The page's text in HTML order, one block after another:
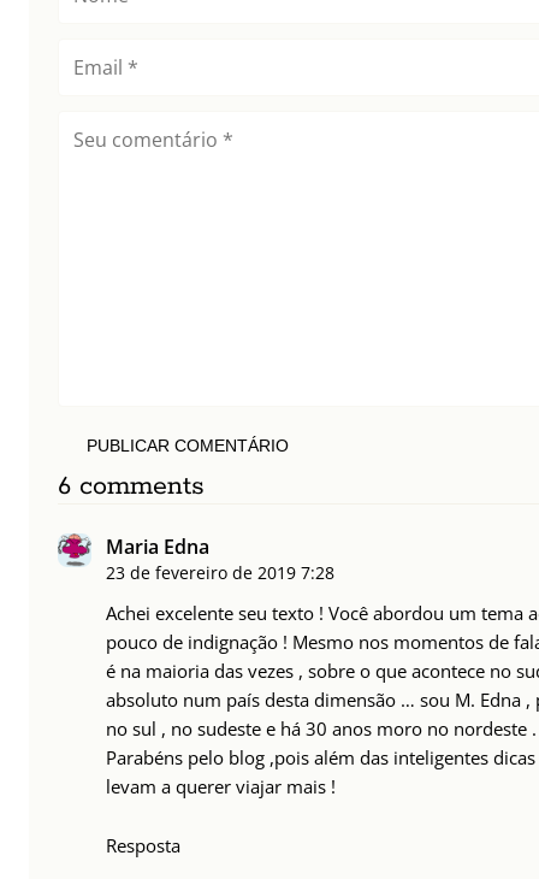
PUBLICAR COMENTÁRIO
6 comments
Maria Edna
23 de fevereiro de 2019 7:28
Achei excelente seu texto ! Você abordou um tema
pouco de indignação ! Mesmo nos momentos de
é na maioria das vezes , sobre o que acontece no
absoluto num país desta dimensão … sou M. Edna
no sul , no sudeste e há 30 anos moro no nordeste .
Parabéns pelo blog ,pois além das inteligentes
levam a querer viajar mais !
Resposta